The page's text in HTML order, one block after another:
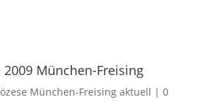
München-Freising
München-Freising aktuell | 0